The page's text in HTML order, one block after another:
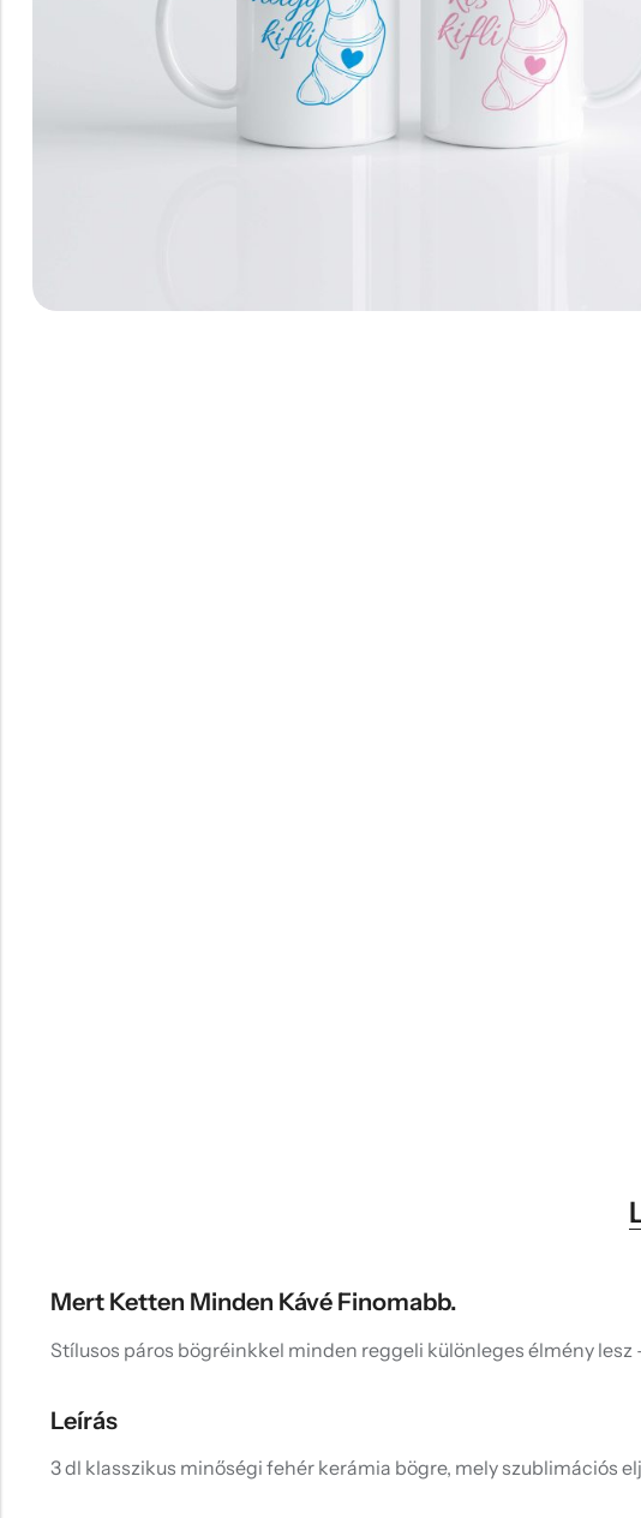
Mert Ketten Minden Kávé Finomabb.
Stílusos páros bögréinkkel minden reggeli különleges élmény
Leírás
3 dl klasszikus minőségi fehér kerámia bögre, mely szublimációs
Hűtőmágnes, Kitűző